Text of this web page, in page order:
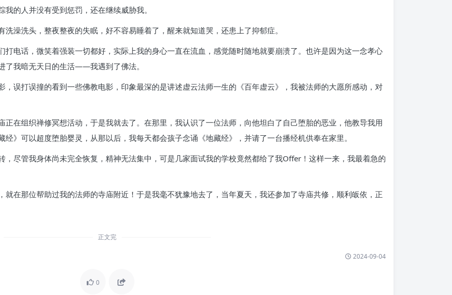
的人并没有受到惩罚，还在继续威胁我。
澡洗头，整夜整夜的失眠，好不容易睡着了，醒来就知道哭，还患上了抑郁症。
打电话，微笑着强装一切都好，实际上我的身心一直在流血，感觉随时随地就要崩溃了。也许是因为这一念孝心
了我暗无天日的生活——我遇到了佛法。
，误打误撞的看到一些佛教电影，印象最深的是讲述虚云法师一生的《百年虚云》，我被法师的大愿所感动，对
在组织禅修冥想活动，于是我就去了。在那里，我认识了一位法师，向他坦白了自己堕胎的恶业，他教导我用
》可以超度堕胎婴灵，从那以后，我每天都会孩子念诵《地藏经》，并请了一台播经机供奉在家里。
尽管我身体尚未完全恢复，精神无法集中，可是几家面试我的学校竟然都给了我Offer！这样一来，我最着急的
在那位帮助过我的法师的寺庙附近！于是我毫不犹豫地去了，当年夏天，我还参加了寺庙共修，顺利皈依，正
正文完
2024-09-04
0